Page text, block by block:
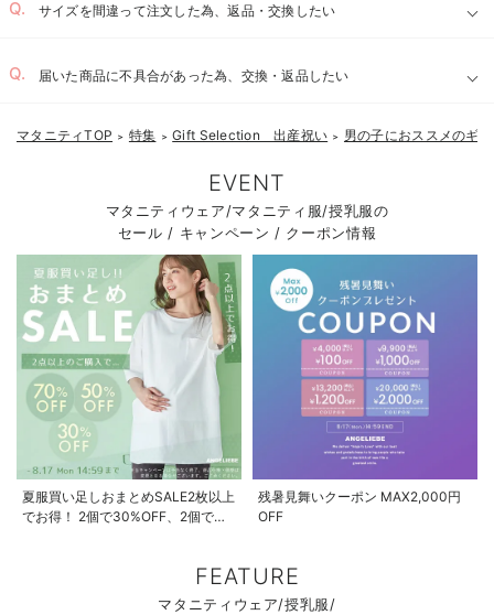
サイズを間違って注文した為、返品・交換したい
届いた商品に不具合があった為、交換・返品したい
マタニティTOP ＞ 特集 ＞ Gift Selection 出産祝い ＞ 男の子におススメのギ
EVENT
マタニティウェア/マタニティ服/授乳服の
セール / キャンペーン / クーポン情報
夏服買い足しおまとめSALE2枚以上
でお得！ 2個で30%OFF、2個で
残暑見舞いクーポン MAX2,000円
OFF
FEATURE
マタニティウェア/授乳服/